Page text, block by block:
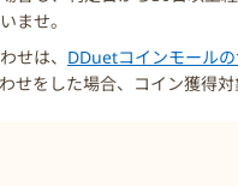
ませ。
せは、 DDuetコインモール
せをした場合、コイン獲得対